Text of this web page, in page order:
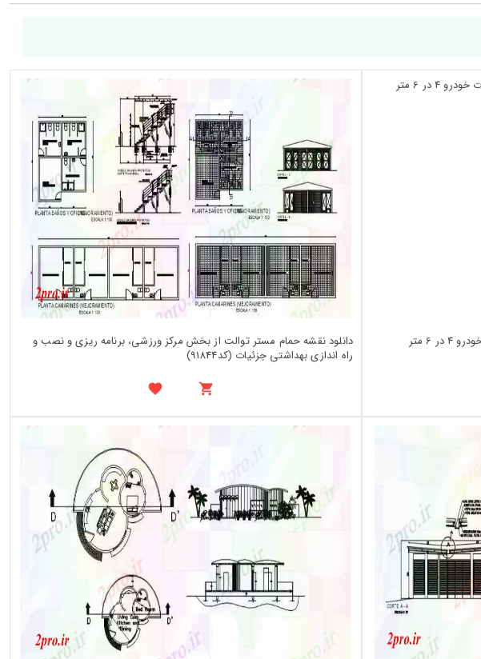
دانلود نقشه حمام مستر دو بعدی رسم حمام جزئیات خودرو 4 در 6 متر
دانلود نقشه حمام مستر توالت از بخش مرکز ورزشی، برنامه ریزی و نصب و
راه اندازی بهداشتی جزئیات (کد91844)